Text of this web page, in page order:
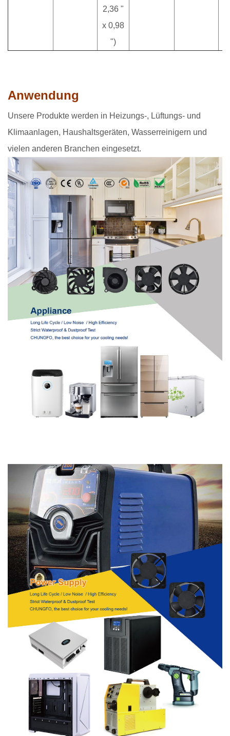
2,36 "
x 0,98
")
Anwendung
Unsere Produkte werden in Heizungs-, Lüftungs- und
Klimaanlagen, Haushaltsgeräten, Wasserreinigern und
vielen anderen Branchen eingesetzt.